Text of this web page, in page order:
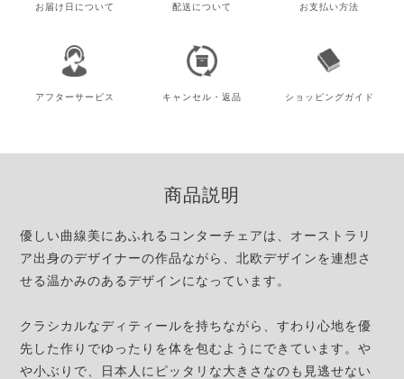
お届け日 について 配送について お支払い方法
アフターサービス キャンセル・ 返品 ショッピングガイド
商品説明
優しい曲線美にあふれるコンターチェアは、オーストラリ
ア出身のデザイナーの作品ながら、北欧デザインを連想さ
せる温かみのあるデザインになっています。
クラシカルなディティールを持ちながら、すわり心地を優
先した作りでゆったりを体を包むようにできています。や
や小ぶりで、日本人にピッタリな大きさなのも見逃せない